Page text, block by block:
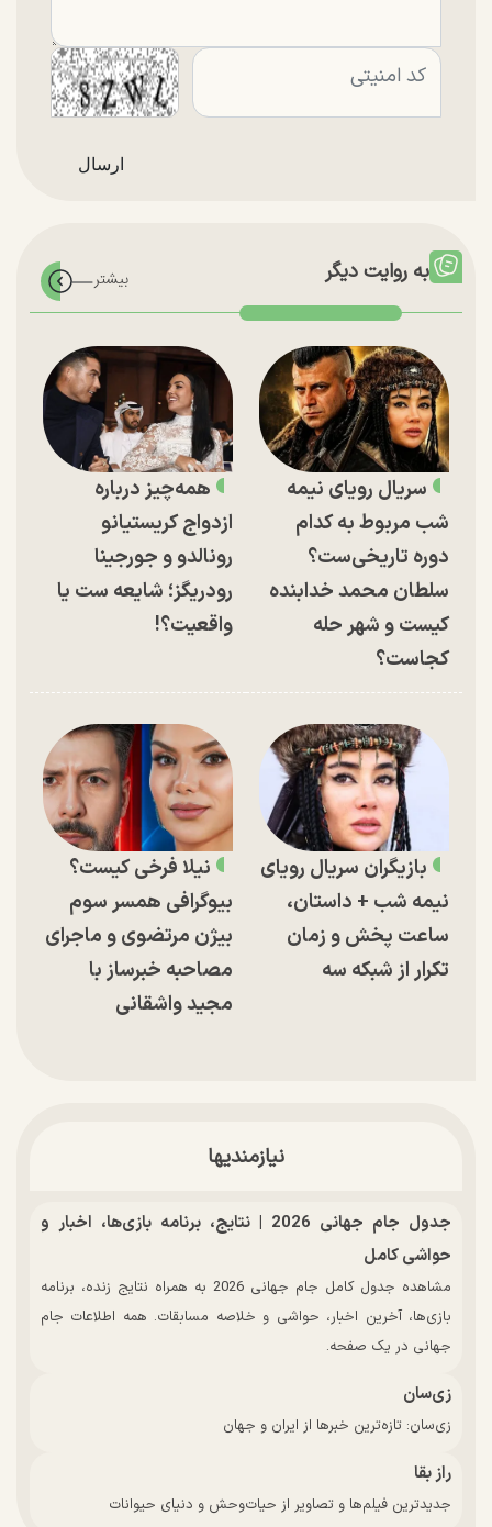
به روایت دیگر
سریال رویای نیمه
شب مربوط به کدام
دوره تاریخی‌ست؟
سلطان محمد خدابنده
کیست و شهر حله
کجاست؟
همه‌چیز درباره
ازدواج کریستیانو
رونالدو و جورجینا
رودریگز؛ شایعه ست یا
واقعیت؟!
بازیگران سریال رویای
نیمه شب + داستان،
ساعت پخش و زمان
تکرار از شبکه سه
نیلا فرخی کیست؟
بیوگرافی همسر سوم
بیژن مرتضوی و ماجرای
مصاحبه خبرساز با
مجید واشقانی
نیازمندیها
جدول جام جهانی 2026 | نتایج، برنامه بازی‌ها، اخبار و
حواشی کامل
مشاهده جدول کامل جام جهانی 2026 به همراه نتایج زنده، برنامه
بازی‌ها، آخرین اخبار، حواشی و خلاصه مسابقات. همه اطلاعات جام
جهانی در یک صفحه.
زی‌سان
زی‌سان: تازه‌ترین خبرها از ایران و جهان
راز بقا
جدیدترین فیلم‌ها و تصاویر از حیات‌وحش و دنیای حیوانات